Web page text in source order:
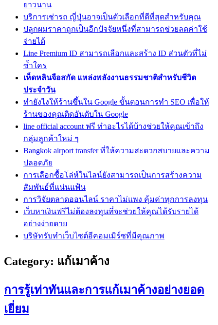
ยาวนาน
บริการเช่ารถ ญี่ปุ่นอาจเป็นตัวเลือกที่ดีที่สุดสำหรับคุณ
ปลูกผมราคาถูกเป็นอีกปัจจัยหนึ่งที่สามารถช่วยลดค่าใช้
จ่ายได้
Line Premium ID สามารถเลือกและสร้าง ID ส่วนตัวที่ไม่
ซ้ำใคร
เห็ดหลินจือสกัด แหล่งพลังงานธรรมชาติสำหรับชีวิต
ประจำวัน
ทํายังไงให้ร้านขึ้นใน Google ขั้นตอนการทำ SEO เพื่อให้
ร้านของคุณติดอันดับใน Google
line official account ฟรี ทำอะไรได้บ้างช่วยให้คุณเข้าถึง
กลุ่มลูกค้าใหม่ ๆ
Bangkok airport transfer ที่ให้ความสะดวกสบายและความ
ปลอดภัย
การเลือกซื้อโล่ห์ในไลน์ยังสามารถเป็นการสร้างความ
สัมพันธ์ที่แน่นแฟ้น
การวิจัยตลาดออนไลน์ ราคาไม่แพง คุ้มค่าทุกการลงทุน
เว็บหาเงินฟรีไม่ต้องลงทุนที่จะช่วยให้คุณได้รับรายได้
อย่างง่ายดาย
บริษัทรับทำเว็บไซต์อีคอมเมิร์ซที่มีคุณภาพ
Category: แก้เมาค้าง
การรู้เท่าทันและการแก้เมาค้างอย่างยอด
เยี่ยม